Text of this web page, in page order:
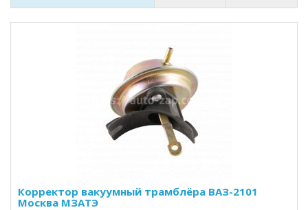
Корректор вакуумный трамблёра ВАЗ-2101
Москва МЗАТЭ